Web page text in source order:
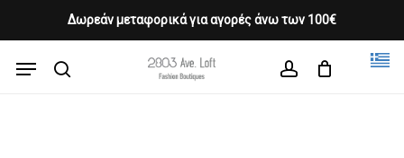
Δωρεάν μεταφορικά για αγορές άνω των 100€
content
Menu
Cart CLOSE
CART
Close